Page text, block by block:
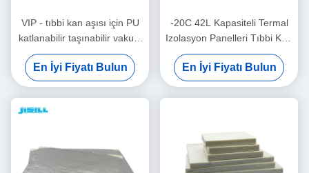
VIP - tıbbi kan aşısı için PU
katlanabilir taşınabilir vakum
yalıtımlı panel Dondurulmuş
gıdalar için
En İyi Fiyatı Bulun
-20C 42L Kapasiteli Termal
Izolasyon Panelleri Tıbbi Kan
Aşı ve Gıda Dondurulmuş
Gıdalar için
En İyi Fiyatı Bulun